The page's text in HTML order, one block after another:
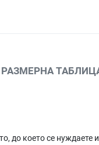
РАЗМЕРНА
което се нуждаете